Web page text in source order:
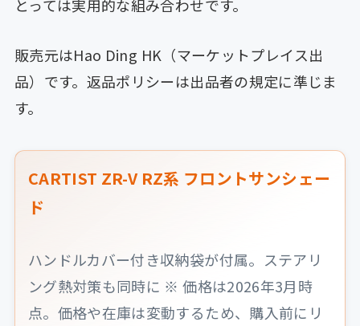
とっては実用的な組み合わせです。
販売元はHao Ding HK（マーケットプレイス出
品）です。返品ポリシーは出品者の規定に準じま
す。
CARTIST ZR-V RZ系 フロントサンシェー
ド
ハンドルカバー付き収納袋が付属。ステアリ
ング熱対策も同時に ※ 価格は2026年3月時
点。価格や在庫は変動するため、購入前にリ